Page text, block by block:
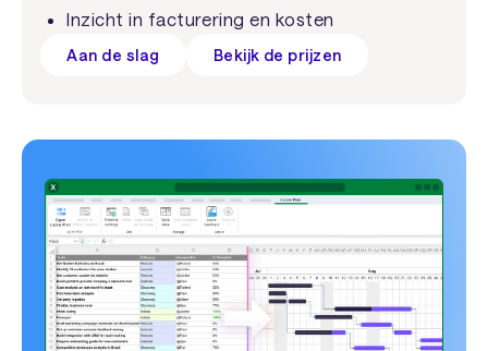
Inzicht in facturering en kosten
Aan de slag Bekijk de prijzen